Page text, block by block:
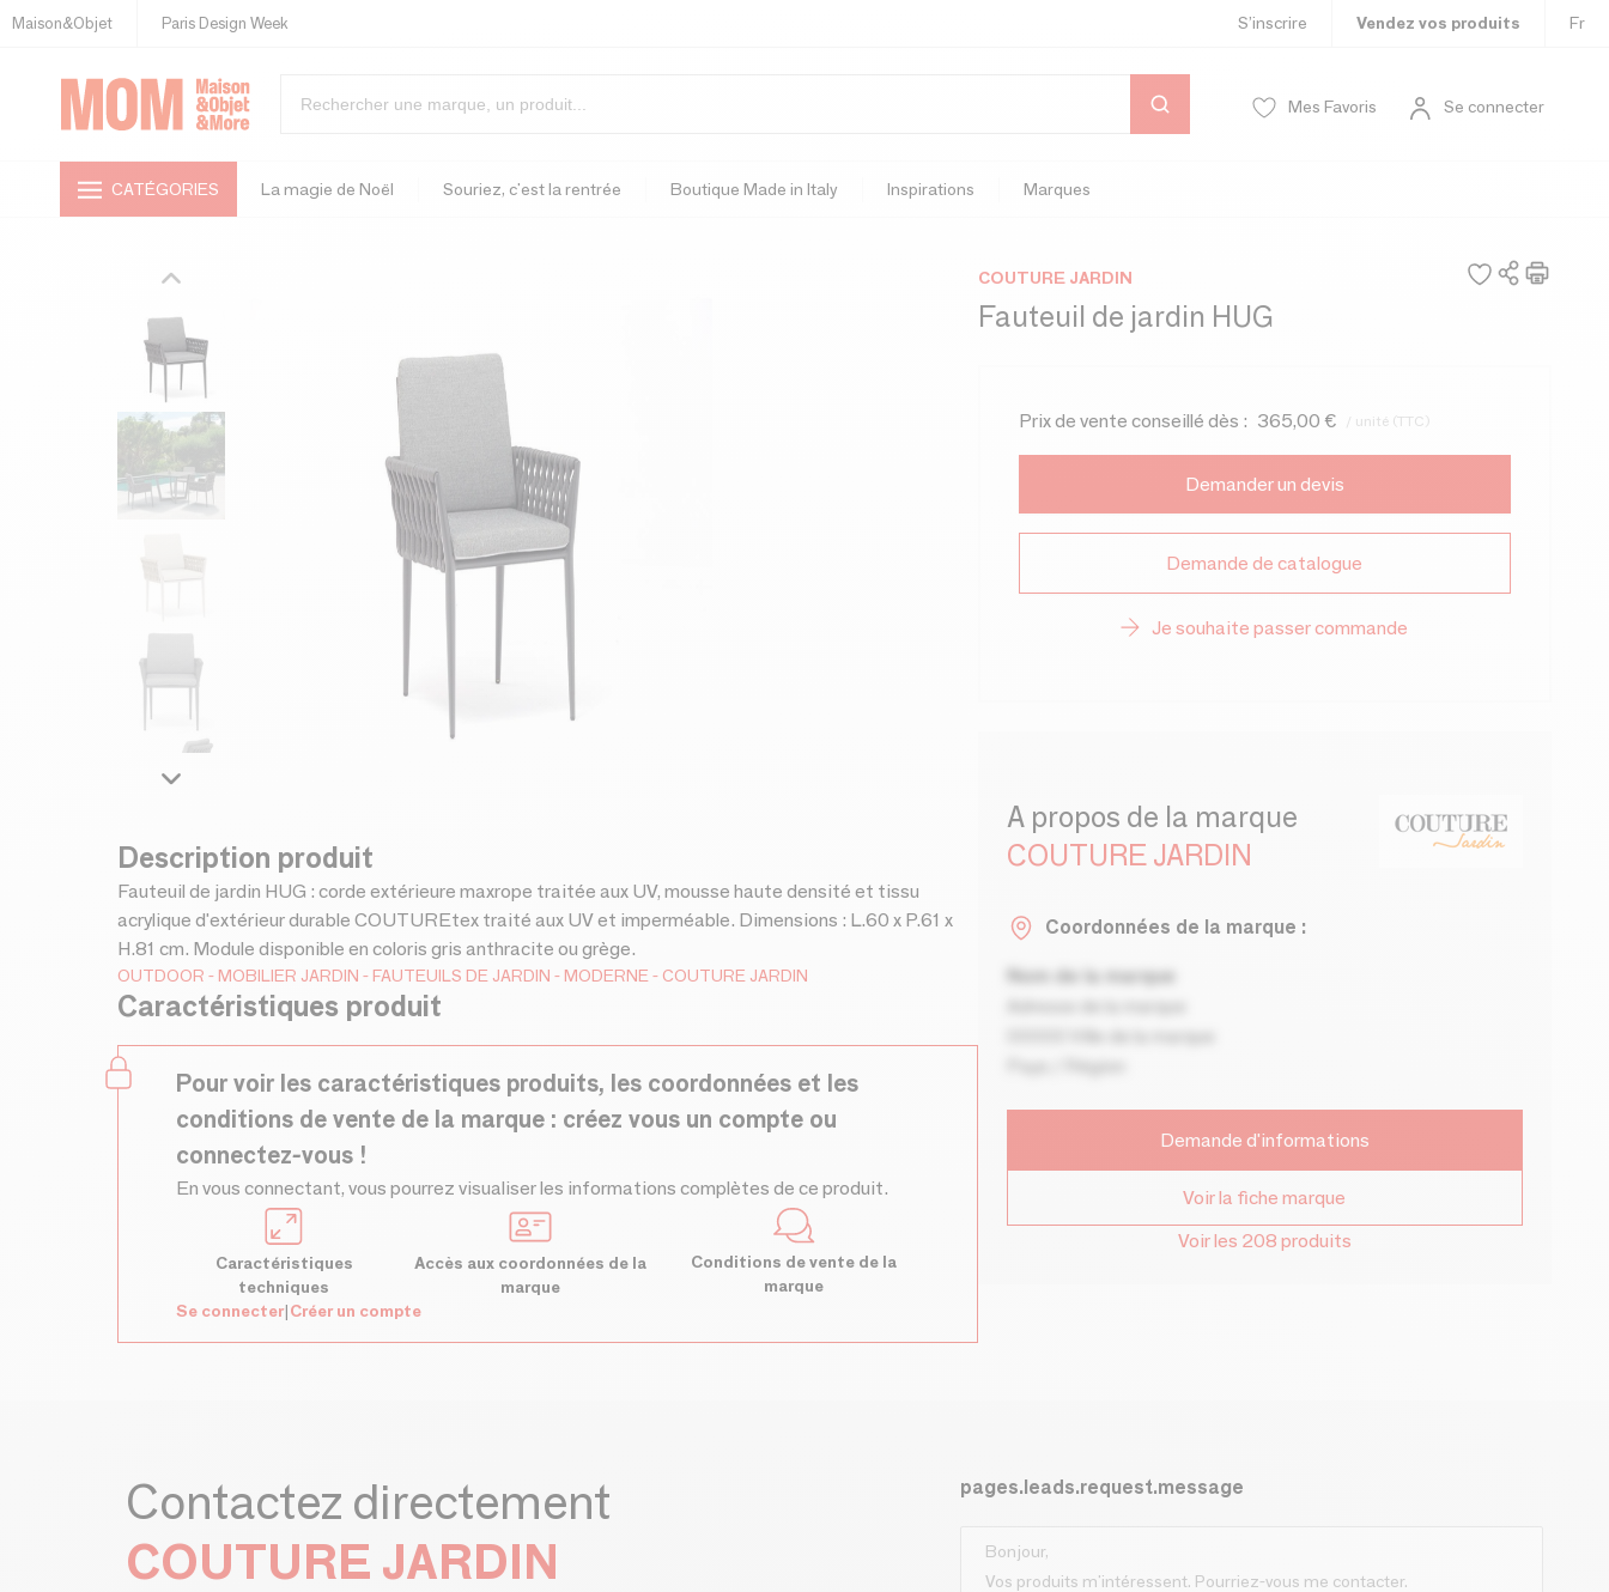
Maison&Objet Paris Design Week S’inscrire Vendez vos produits Fr
Mes Favoris Se connecter
CATÉGORIES La magie de Noël Souriez, c'est la rentrée Boutique Made in Italy Inspirations Marques
Description produit
Fauteuil de jardin HUG : corde extérieure maxrope traitée aux UV, mousse haute densité et tissu
acrylique d'extérieur durable COUTUREtex traité aux UV et imperméable. Dimensions : L.60 x P.61 x
H.81 cm. Module disponible en coloris gris anthracite ou grège.
OUTDOOR MOBILIER JARDIN FAUTEUILS DE JARDIN MODERNE COUTURE JARDIN
Caractéristiques produit
Pour voir les caractéristiques produits, les coordonnées et les
conditions de vente de la marque : créez vous un compte ou
connectez-vous !
En vous connectant, vous pourrez visualiser les informations complètes de ce produit.
Caractéristiques
techniques
Accès aux coordonnées de la
marque
Conditions de vente de la
marque
Se connecter|Créer un compte
COUTURE JARDIN
Fauteuil de jardin HUG
Prix de vente conseillé dès : 365,00 € / unité (TTC)
Demander un devis
Demande de catalogue
Je souhaite passer commande
A propos de la marque
COUTURE JARDIN
Coordonnées de la marque :
Nom de la marque
Adresse de la marque
Pays / Région
Demande d'informations
Voir la fiche marque
Voir les 208 produits
Contactez directement
COUTURE JARDIN
pages.leads.request.message